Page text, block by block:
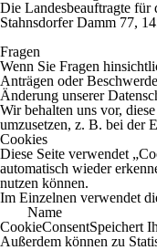
Die Landesbeauftragte für
Stahnsdorfer Damm 77,
Fragen
Wenn Sie Fragen
Anträgen oder
Änderung unserer
Wir behalten uns vor,
umzusetzen, z. B. bei der
Cookies
Diese Seite verwendet
automatisch wieder
nutzen können.
Im Einzelnen verwendet
Name
CookieConsentSpeichert
Außerdem können zu